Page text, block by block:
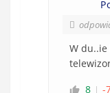
W du..ie
8
-